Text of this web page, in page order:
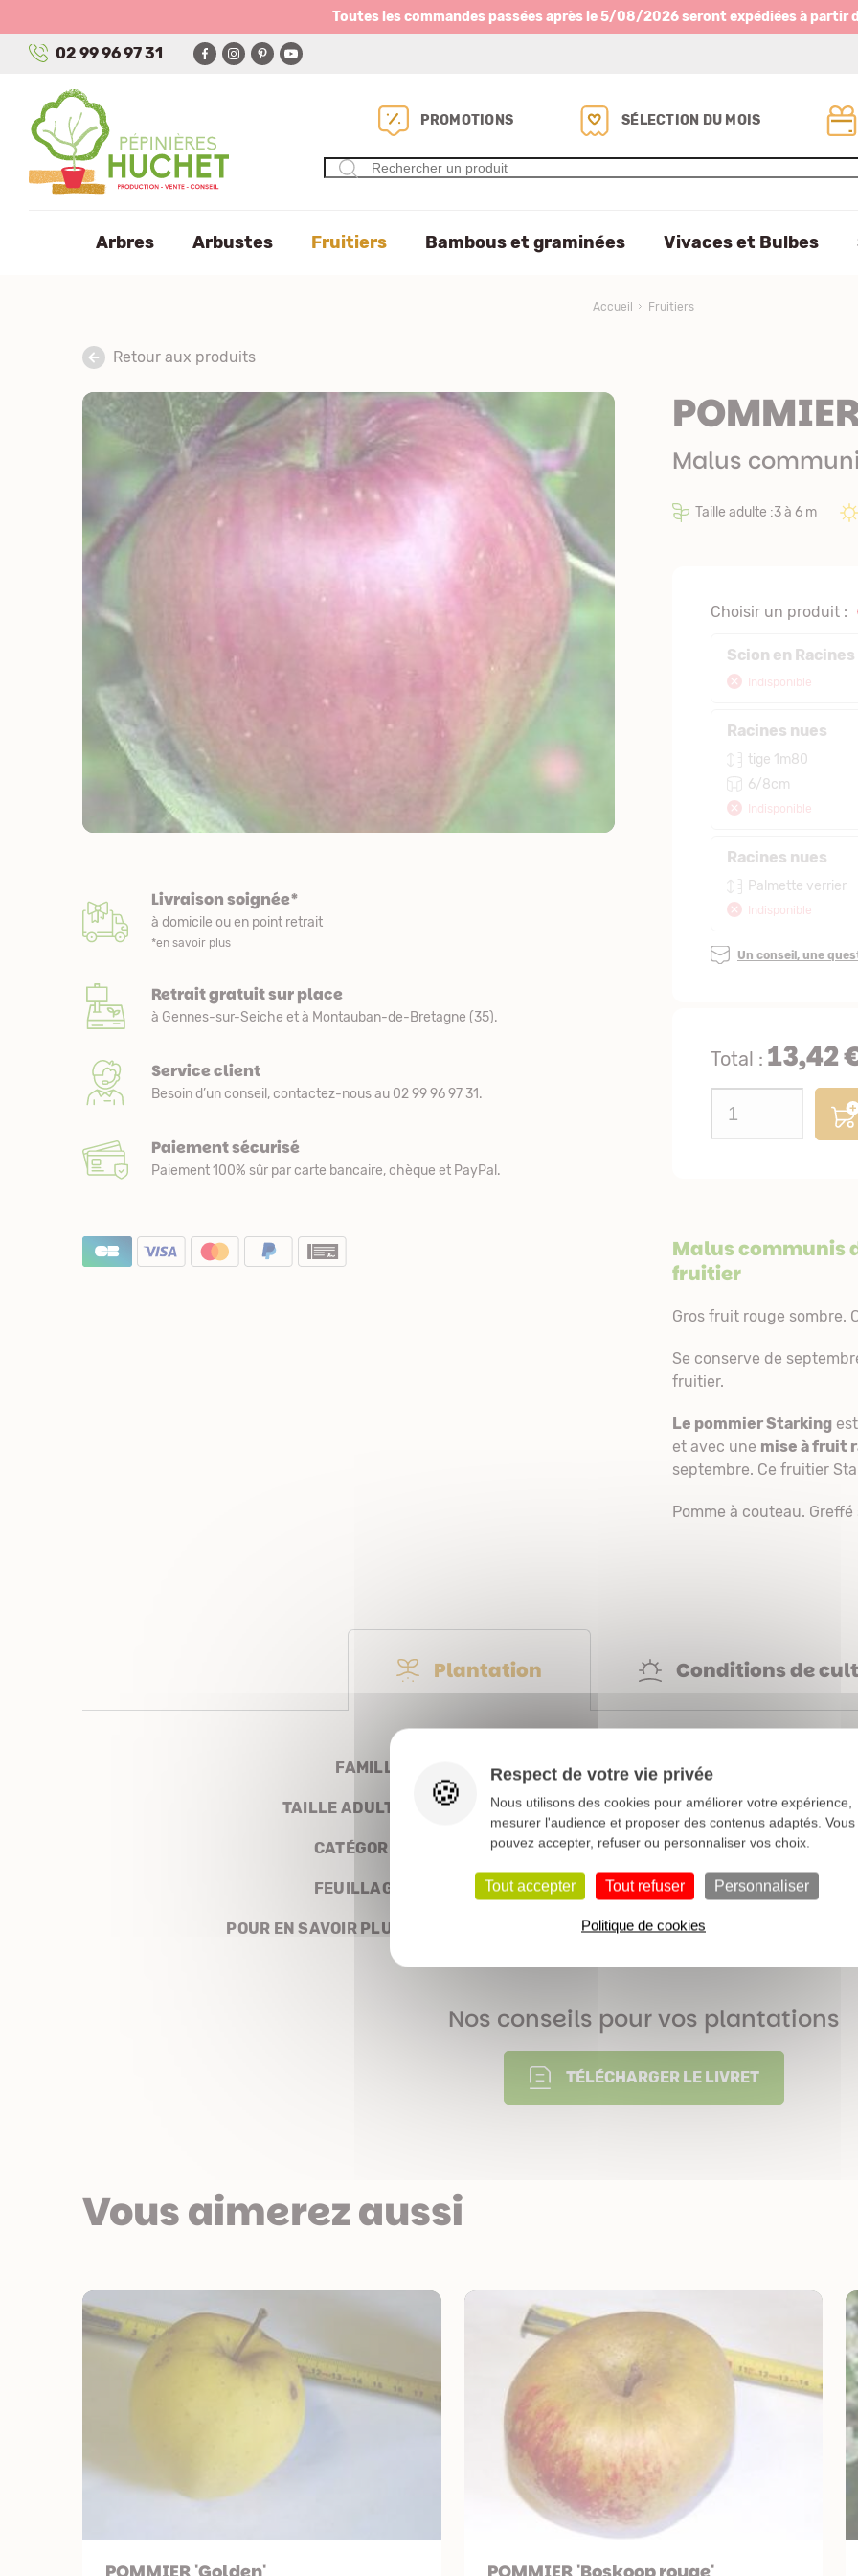
Toutes les commandes passées après le 5/08/2026 seront expédiées à partir
02 99 96 97 31
PROMOTIONS SÉLECTION DU MOIS
Arbres Arbustes Fruitiers Bambous et graminées Vivaces et Bulbes
Accueil Fruitiers
Retour aux produits
Malus
Taille adulte :3 à 6 m
Choisir un produit :
Scion en
Indisponible
Racines nues
tige 1m80
6/8cm
Indisponible
Racines nues
Palmette verrier
Indisponible
Un conseil, une
Total : 13,42
Malus communis
fruitier
Gros fruit rouge sombre.
Se conserve de
fruitier.
Le pommier Starking
et avec une mise à fruit
septembre. Ce fruitier
Pomme à couteau. Greffé
Livraison soignée*
à domicile ou en point retrait
*en savoir plus
Retrait gratuit sur place
à Gennes-sur-Seiche et à Montauban-de-Bretagne (35).
Service client
Besoin d’un conseil, contactez-nous au 02 99 96 97 31.
Paiement sécurisé
Paiement 100% sûr par carte bancaire, chèque et PayPal.
Plantation Conditions de
FAMILLE Rosacées
TAILLE ADULTE 3 à 6 m
CATÉGORIE Pommiers
FEUILLAGE Caduque
POUR EN SAVOIR PLUS Voir notre dossier sur les fruitiers >
Nos conseils pour vos plantations
TÉLÉCHARGER LE LIVRET
Vous aimerez aussi
Respect de votre vie privée
Nous utilisons des cookies pour améliorer votre expérience,
mesurer l'audience et proposer des contenus adaptés. Vous
pouvez accepter, refuser ou personnaliser vos choix.
Tout accepter Tout refuser Personnaliser
Politique de cookies